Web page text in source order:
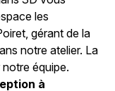
les
gérant de la
notre atelier. La
équipe.
à